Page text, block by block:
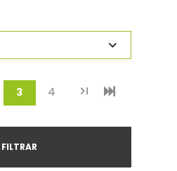
3(current)
4
FILTRAR